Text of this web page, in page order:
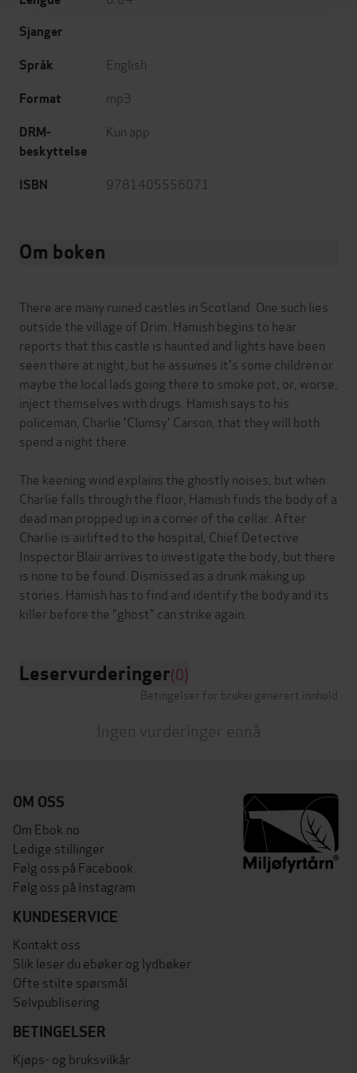
Sjanger
Språk
English
Format mp3
DRM-
beskyttelse
Kun app
ISBN 9781405556071
Om boken
There are many ruined castles in Scotland. One such lies
outside the village of Drim. Hamish begins to hear
reports that this castle is haunted and lights have been
seen there at night, but he assumes it's some children or
maybe the local lads going there to smoke pot, or, worse,
inject themselves with drugs. Hamish says to his
policeman, Charlie 'Clumsy' Carson, that they will both
spend a night there.
The keening wind explains the ghostly noises, but when
Charlie falls through the floor, Hamish finds the body of a
dead man propped up in a corner of the cellar. After
Charlie is airlifted to the hospital, Chief Detective
Inspector Blair arrives to investigate the body, but there
is none to be found. Dismissed as a drunk making up
stories, Hamish has to find and identify the body and its
Leservurderinger(0)
Betingelser for brukergenerert innhold
Ingen vurderinger ennå
OM OSS
Om Ebok.no
Ledige stillinger
Følg oss på Facebook
Følg oss på Instagram
KUNDESERVICE
Kontakt oss
Slik leser du ebøker og lydbøker
Ofte stilte spørsmål
Selvpublisering
BETINGELSER
Kjøps- og bruksvilkår